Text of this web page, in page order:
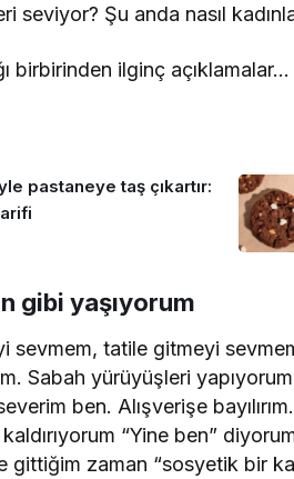
seviyor? Şu anda nasıl
birbirinden ilginç açıklamalar…
pastaneye taş çıkartır:
gibi yaşıyorum
sevmem, tatile gitmeyi
Sabah yürüyüşleri
ben. Alışverişe
“Yine ben”
gittiğim zaman “sosyetik bir